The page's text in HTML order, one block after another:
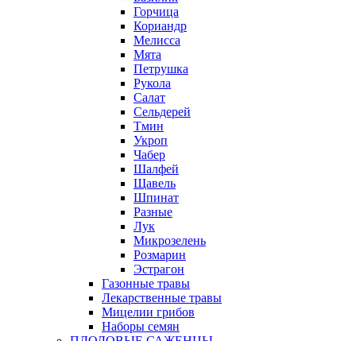
Горчица
Кориандр
Мелисса
Мята
Петрушка
Рукола
Салат
Сельдерей
Тмин
Укроп
Чабер
Шалфей
Щавель
Шпинат
Разные
Лук
Микрозелень
Розмарин
Эстрагон
Газонные травы
Лекарственные травы
Мицелии грибов
Наборы семян